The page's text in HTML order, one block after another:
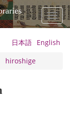
Toggle
日本語 English
hiroshige